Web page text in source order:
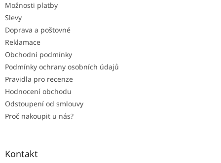
Možnosti platby
Slevy
Doprava a poštovné
Reklamace
Obchodní podmínky
Podmínky ochrany osobních údajů
Pravidla pro recenze
Hodnocení obchodu
Odstoupení od smlouvy
Proč nakoupit u nás?
Kontakt